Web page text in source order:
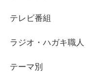
テレビ番組
ラジオ・ハガキ職人
テーマ別